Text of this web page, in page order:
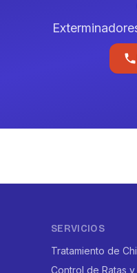
SERVICIOS
Tratamiento de
Control de Ratas y